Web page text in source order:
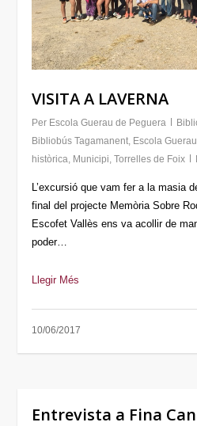
VISITA A LAVERNA
Per Escola Guerau de Peguera
Bibliobús Tagamanent, Escola
històrica, Municipi, Torrelles de Foix
L’excursió que vam fer a la masia
final del projecte Memòria Sobre
Escofet Vallès ens va acollir de
poder…
Llegir Més
10/06/2017
Entrevista a Fina